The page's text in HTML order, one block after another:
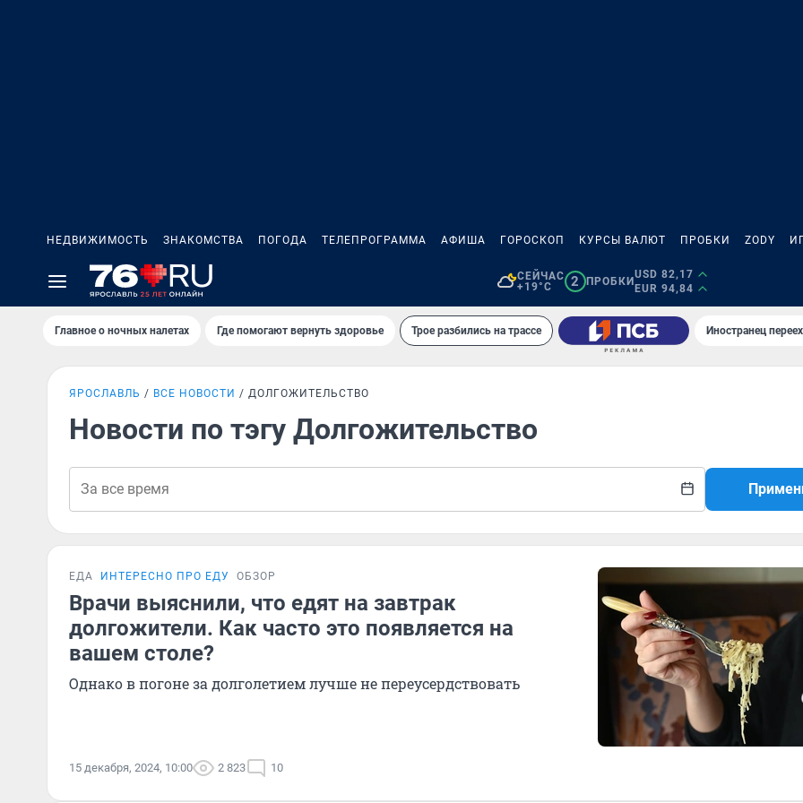
НЕДВИЖИМОСТЬ ЗНАКОМСТВА ПОГОДА ТЕЛЕПРОГРАММА АФИША ГОРОСКОП КУРСЫ ВАЛЮТ ПРОБКИ ZODY
СЕЙЧАС
+19°C
2 ПРОБКИ
USD 82,17
EUR 94,84
Главное о ночных налетах Где помогают вернуть здоровье Трое разбились на трассе Иностранец
ЯРОСЛАВЛЬ ВСЕ НОВОСТИ ДОЛГОЖИТЕЛЬСТВО
Новости по тэгу Долгожительство
ЕДА ИНТЕРЕСНО ПРО ЕДУ ОБЗОР
Врачи выяснили, что едят на завтрак
долгожители. Как часто это появляется на
вашем столе?
Однако в погоне за долголетием лучше не переусердствовать
15 декабря, 2024, 10:00 2 823 10